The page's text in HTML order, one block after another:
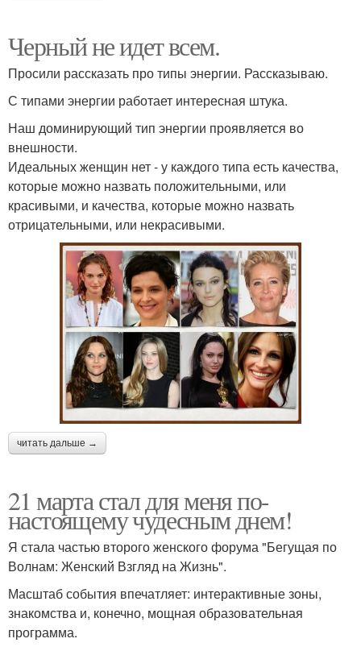
Черный не идет всем.
Просили рассказать про типы энергии. Рассказываю.
С типами энергии работает интересная штука.
Наш доминирующий тип энергии проявляется во
внешности.
Идеальных женщин нет - у каждого типа есть качества,
которые можно назвать положительными, или
красивыми, и качества, которые можно назвать
отрицательными, или некрасивыми.
читать дальше →
21 марта стал для меня по-
настоящему чудесным днем!
Я стала частью второго женского форума "Бегущая по
Волнам: Женский Взгляд на Жизнь".
Масштаб события впечатляет: интерактивные зоны,
знакомства и, конечно, мощная образовательная
программа.